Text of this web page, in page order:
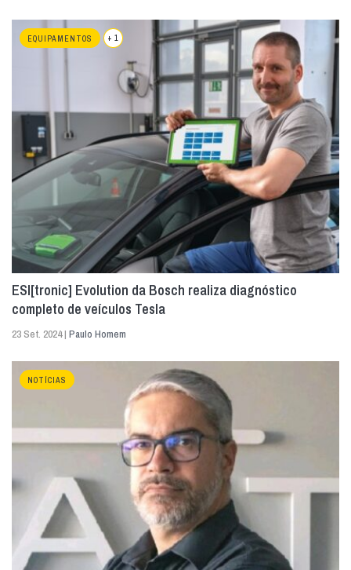
EQUIPAMENTOS + 1
ESI[tronic] Evolution da Bosch realiza diagnóstico
completo de veículos Tesla
23 Set. 2024 | Paulo Homem
NOTÍCIAS